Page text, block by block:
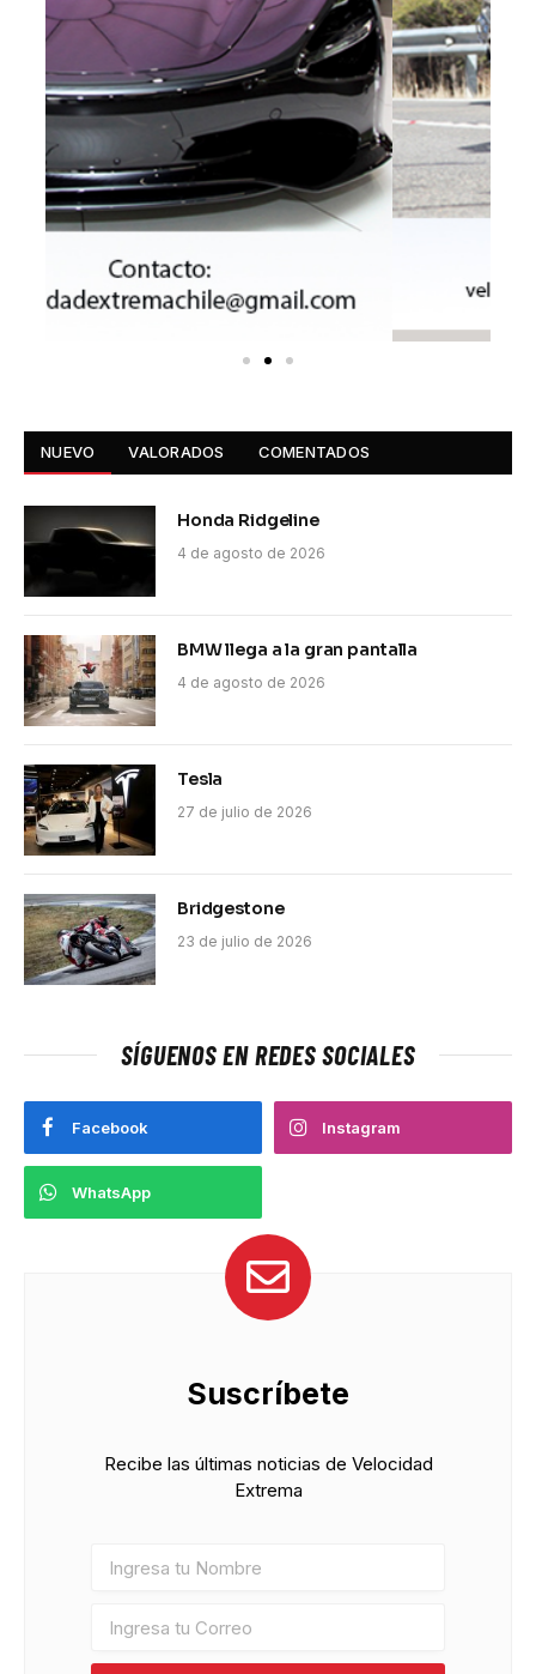
NUEVO VALORADOS COMENTADOS
Honda Ridgeline
4 de agosto de 2026
BMW llega a la gran pantalla
4 de agosto de 2026
Tesla
27 de julio de 2026
Bridgestone
23 de julio de 2026
SÍGUENOS EN REDES SOCIALES
Facebook Instagram
WhatsApp
Suscríbete
Recibe las últimas noticias de Velocidad
Extrema